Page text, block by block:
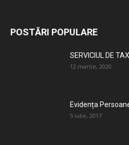
POSTĂRI POPULARE
SERVICIUL DE
12 martie, 2020
Evidența
5 iulie, 2017